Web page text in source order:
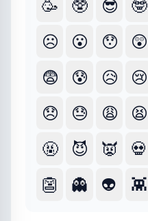
🥳
🥸 😎 🤓
☹️
😮 😯 😲
😨
😰 😥 😢
😞
😓 😩 😫
🤬
😈 👿 💀
👺
👻 👽 👾